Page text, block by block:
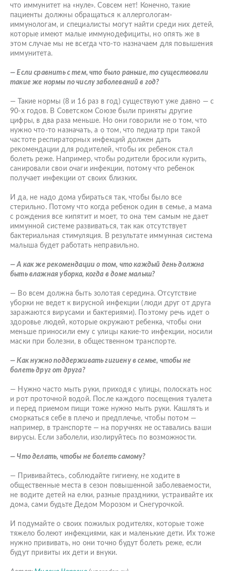
что иммунитет на «нуле». Совсем нет! Конечно, такие
пациенты должны обращаться к аллергологам-
иммунологам, и специалисты могут найти среди них детей,
которые имеют малые иммунодефициты, но опять же в
этом случае мы не всегда что-то назначаем для повышения
иммунитета.
— Если сравнить с тем, что было раньше, то существовали
такие же нормы по числу заболеваний в год?
— Такие нормы (8 и 16 раз в год) существуют уже давно — с
90-х годов. В Советском Союзе были приняты другие
цифры, в два раза меньше. Но они говорили не о том, что
нужно что-то назначать, а о том, что педиатр при такой
частоте респираторных инфекций должен дать
рекомендации для родителей, чтобы их ребенок стал
болеть реже. Например, чтобы родители бросили курить,
санировали свои очаги инфекции, потому что ребенок
получает инфекции от своих близких.
И да, не надо дома убираться так, чтобы было все
стерильно. Потому что когда ребенок один в семье, а мама
с рождения все кипятит и моет, то она тем самым не дает
иммунной системе развиваться, так как отсутствует
бактериальная стимуляция. В результате иммунная система
малыша будет работать неправильно.
— А как же рекомендации о том, что каждый день должна
быть влажная уборка, когда в доме малыш?
— Во всем должна быть золотая середина. Отсутствие
уборки не ведет к вирусной инфекции (люди друг от друга
заражаются вирусами и бактериями). Поэтому речь идет о
здоровье людей, которые окружают ребенка, чтобы они
меньше приносили ему с улицы какие-то инфекции, носили
маски при болезни, в общественном транспорте.
— Как нужно поддерживать гигиену в семье, чтобы не
болеть друг от друга?
— Нужно часто мыть руки, приходя с улицы, полоскать нос
и рот проточной водой. После каждого посещения туалета
и перед приемом пищи тоже нужно мыть руки. Кашлять и
сморкаться себе в плечо и предплечье, чтобы потом —
например, в транспорте — на поручнях не оставались ваши
вирусы. Если заболели, изолируйтесь по возможности.
— Что делать, чтобы не болеть самому?
— Прививайтесь, соблюдайте гигиену, не ходите в
общественные места в сезон повышенной заболеваемости,
не водите детей на елки, разные праздники, устраивайте их
дома, сами будьте Дедом Морозом и Снегурочкой.
И подумайте о своих пожилых родителях, которые тоже
тяжело болеют инфекциями, как и маленькие дети. Их тоже
нужно прививать, но они точно будут болеть реже, если
будут привиты их дети и внуки.